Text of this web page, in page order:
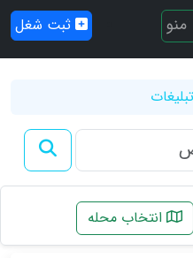
منو ثبت شغل
انتخاب محله